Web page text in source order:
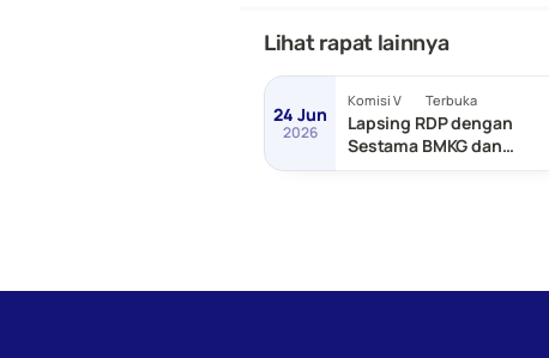
Lihat rapat lainnya
24 Jun
2026
Komisi V Terbuka
Lapsing RDP dengan
Sestama BMKG dan